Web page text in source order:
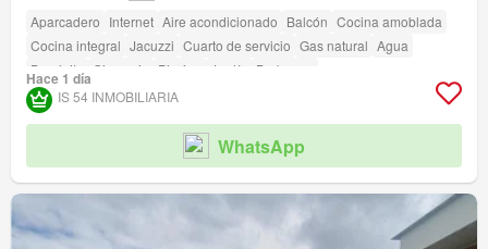
Aparcadero Internet Aire acondicionado Balcón Cocina amoblada
Cocina integral Jacuzzi Cuarto de servicio Gas natural Agua
Depósito Gimnasio Piscina Jardín Barbecue
Hace 1 día
IS 54 INMOBILIARIA
WhatsApp